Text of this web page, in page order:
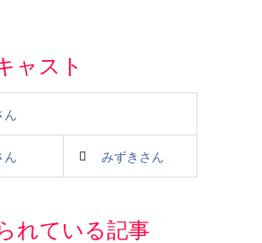
ャスト
ん
ん みずきさん
れている記事